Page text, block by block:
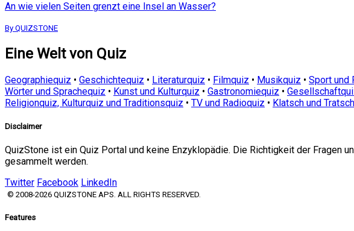
An wie vielen Seiten grenzt eine Insel an Wasser?
By QUIZSTONE
Eine Welt von Quiz
Geographiequiz • Geschichtequiz • Literaturquiz • Filmquiz • Musikquiz • Sport und
Wörter und Sprachequiz • Kunst und Kulturquiz • Gastronomiequiz •
Religionquiz, Kulturquiz und Traditionsquiz • TV und Radioquiz • Klatsch und
Disclaimer
QuizStone ist ein Quiz Portal und keine Enzyklopädie. Die Richtigkeit der Fragen
gesammelt werden.
Twitter Facebook LinkedIn
© 2008-2026 QUIZSTONE APS. ALL RIGHTS RESERVED.
Features